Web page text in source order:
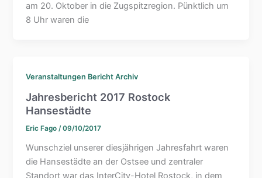
am 20. Oktober in die Zugspitzregion. Pünktlich um
8 Uhr waren die
Veranstaltungen Bericht Archiv
Jahresbericht 2017 Rostock
Hansestädte
Eric Fago/09/10/2017
Wunschziel unserer diesjährigen Jahresfahrt waren
die Hansestädte an der Ostsee und zentraler
Standort war das InterCity-Hotel Rostock, in dem